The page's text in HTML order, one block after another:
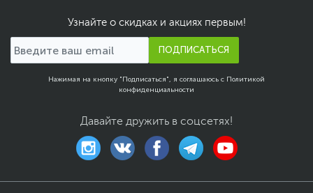
Узнайте о скидках и акциях первым!
ПОДПИСАТЬСЯ
Нажимая на кнопку "Подписаться", я соглашаюсь с Политикой
конфиденциальности
Давайте дружить в соцсетях!